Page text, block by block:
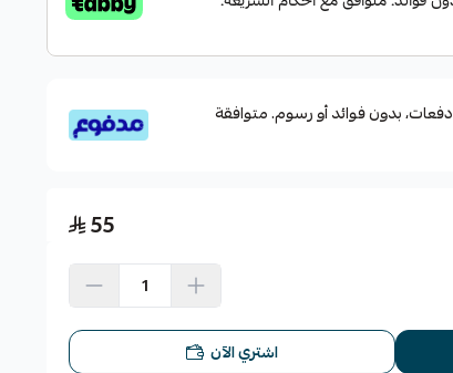
قسم دفعاتك بطريقة ميسرة إلى 4 وحتى 6 دفعات، بدون فوائد أو رسوم. متوافقة
55
اشتري الآن